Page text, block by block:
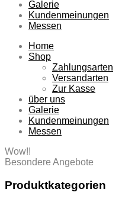
Galerie
Kundenmeinungen
Messen
Home
Shop
Zahlungsarten
Versandarten
Zur Kasse
über uns
Galerie
Kundenmeinungen
Messen
Wow!!
Besondere Angebote
Produktkategorien